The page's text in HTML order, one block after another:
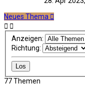
Neues Thema
Anzeigen:
Richtung:
77 Themen